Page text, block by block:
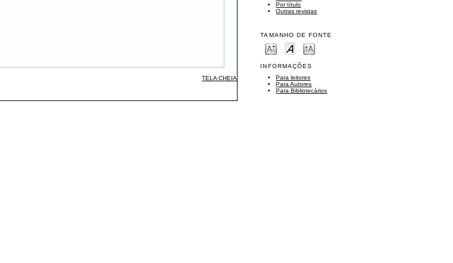
Por título
Outras revistas
TAMANHO DE FONTE
INFORMAÇÕES
Para leitores
Para Autores
Para Bibliotecários
TELA CHEIA